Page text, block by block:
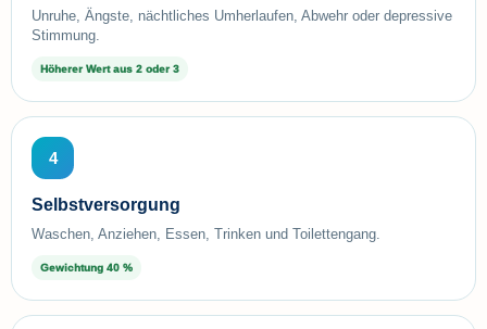
Unruhe, Ängste, nächtliches Umherlaufen, Abwehr oder depressive
Stimmung.
Höherer Wert aus 2 oder 3
4
Selbstversorgung
Waschen, Anziehen, Essen, Trinken und Toilettengang.
Gewichtung 40 %